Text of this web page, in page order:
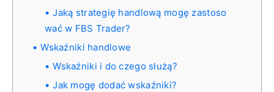
Jaką strategię handlową mogę zastoso
wać w FBS Trader?
Wskaźniki handlowe
Wskaźniki i do czego służą?
Jak mogę dodać wskaźniki?